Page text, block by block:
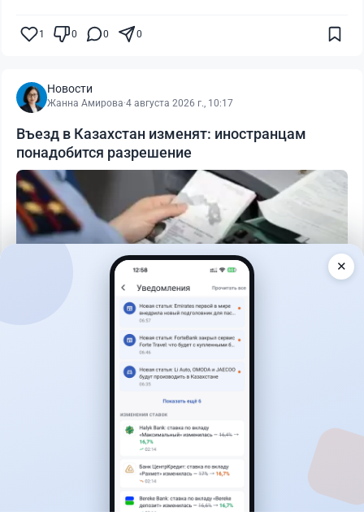
1 0 0 0
Новости
Жанна Амирова·4 августа 2026 г., 10:17
Въезд в Казахстан изменят: иностранцам
понадобится разрешение
1
5 августа 2026 г., 13:10
Alatau City Bank разыгрывает 33 млн тенге:
какие условия скрываются в правилах акции
✕